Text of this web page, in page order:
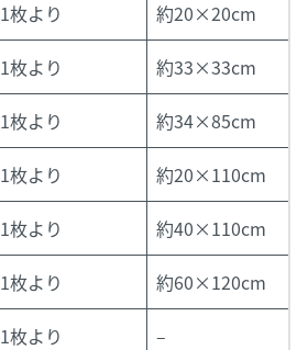
1枚より 約20×20cm
1枚より 約33×33cm
1枚より 約34×85cm
1枚より 約20×110cm
1枚より 約40×110cm
1枚より 約60×120cm
1枚より –